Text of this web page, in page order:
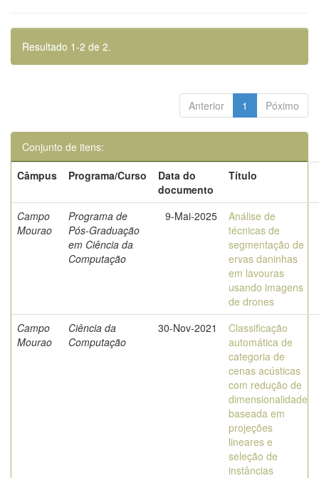
Resultado 1-2 de 2.
Anterior 1 Póximo
Conjunto de itens:
Câmpus
Programa/Curso
Data do
documento
Título
Campo
Mourao
Programa de
Pós-Graduação
em Ciência da
Computação
9-Mai-2025
Análise de
técnicas de
segmentação de
ervas daninhas
em lavouras
usando imagens
de drones
Campo
Mourao
Ciência da
Computação
30-Nov-2021
Classificação
automática de
categoria de
cenas acústicas
com redução de
dimensionalidade
baseada em
projeções
lineares e
seleção de
instâncias